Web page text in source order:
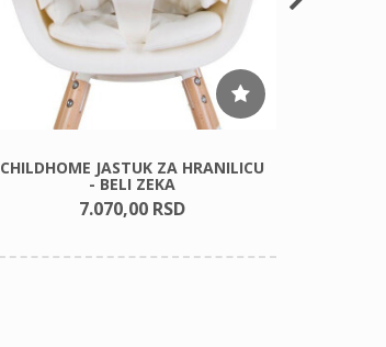
CHILDHOME JASTUK ZA HRANILICU
- BELI ZEKA
7.070,00 RSD